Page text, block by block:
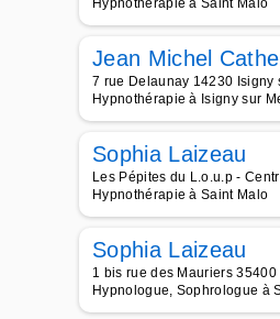
Hypnothérapie à Saint Malo
Jean Michel
7 rue Delaunay 14230 Isigny
Hypnothérapie à Isigny sur
Sophia Laizeau
Les Pépites du L.o.u.p -
Hypnothérapie à Saint Malo
Sophia Laizeau
1 bis rue des Mauriers
Hypnologue, Sophrologue à